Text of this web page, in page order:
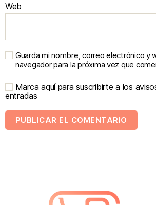
Web
Guarda mi nombre, correo electrónico y
navegador para la próxima vez que
Marca aquí para suscribirte a los
entradas